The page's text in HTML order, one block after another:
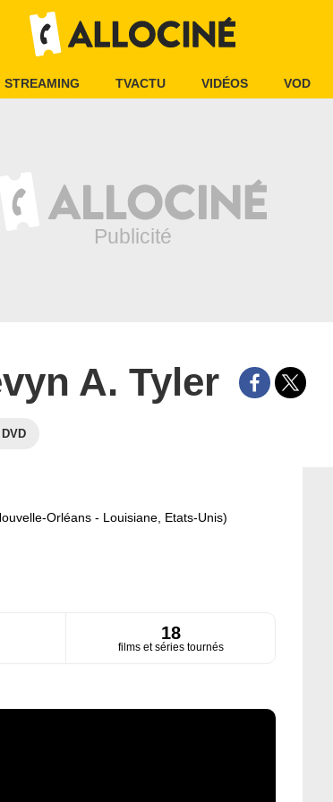
STREAMING TVACTU VIDÉOS VOD
A. Tyler
Orléans - Louisiane, Etats-Unis)
18
films et séries tournés